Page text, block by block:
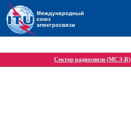
Сектор радиосвязи (МСЭ-R)